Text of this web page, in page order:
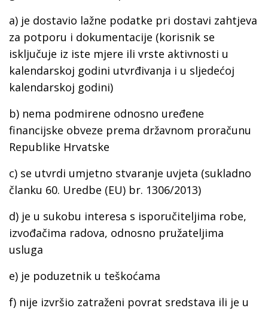
a) je dostavio lažne podatke pri dostavi zahtjeva
za potporu i dokumentacije (korisnik se
isključuje iz iste mjere ili vrste aktivnosti u
kalendarskoj godini utvrđivanja i u sljedećoj
kalendarskoj godini)
b) nema podmirene odnosno uređene
financijske obveze prema državnom proračunu
Republike Hrvatske
c) se utvrdi umjetno stvaranje uvjeta (sukladno
članku 60. Uredbe (EU) br. 1306/2013)
d) je u sukobu interesa s isporučiteljima robe,
izvođačima radova, odnosno pružateljima
usluga
e) je poduzetnik u teškoćama
f) nije izvršio zatraženi povrat sredstava ili je u